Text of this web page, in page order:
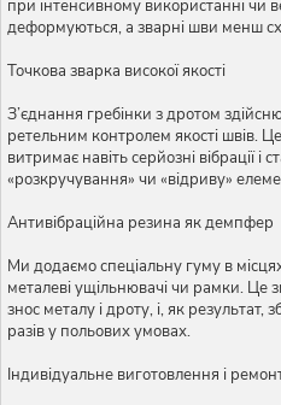
при інтенсивному використанні чи
деформуються, а зварні шви менш
Точкова зварка високої якості
З’єднання гребінки з дротом
ретельним контролем якості швів.
витримає навіть серйозні вібрації і
«розкручування» чи «відриву»
Антивібраційна резина як демпфер
Ми додаємо спеціальну гуму в
металеві ущільнювачі чи рамки.
знос металу і дроту, і, як
разів у польових умовах.
Індивідуальне виготовлення і